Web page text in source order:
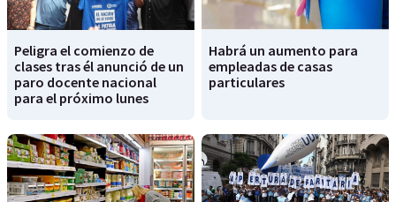
Peligra el comienzo de
clases tras él anunció de un
paro docente nacional
para el próximo lunes
Habrá un aumento para
empleadas de casas
particulares